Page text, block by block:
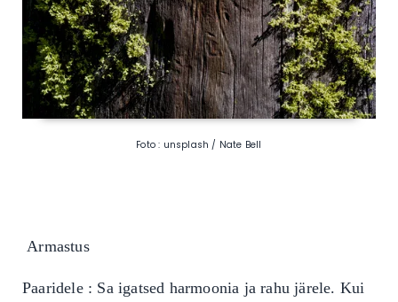
Foto : unsplash / Nate Bell
Armastus
Paaridele : Sa igatsed harmoonia ja rahu järele. Kui